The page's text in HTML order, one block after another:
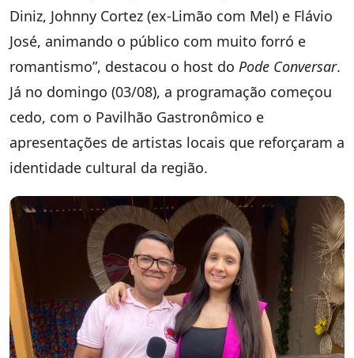
Diniz, Johnny Cortez (ex-Limão com Mel) e Flávio
José, animando o público com muito forró e
romantismo”, destacou o host do Pode Conversar.
Já no domingo (03/08), a programação começou
cedo, com o Pavilhão Gastronômico e
apresentações de artistas locais que reforçaram a
identidade cultural da região.